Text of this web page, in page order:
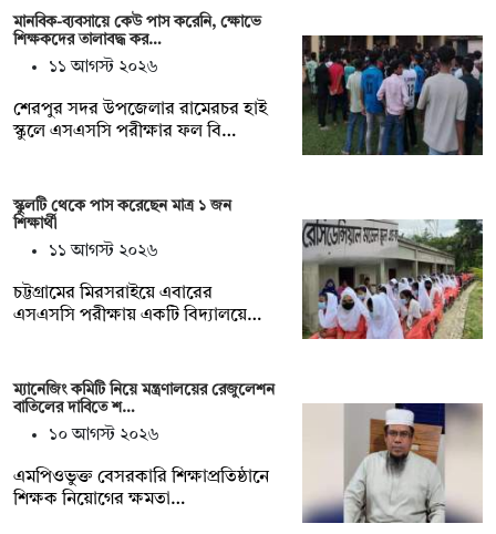
মানবিক-ব্যবসায়ে কেউ পাস করেনি, ক্ষোভে
শিক্ষকদের তালাবদ্ধ কর…
১১ আগস্ট ২০২৬
শেরপুর সদর উপজেলার রামেরচর হাই
স্কুলে এসএসসি পরীক্ষার ফল বি…
স্কুলটি থেকে পাস করেছেন মাত্র ১ জন
শিক্ষার্থী
১১ আগস্ট ২০২৬
চট্টগ্রামের মিরসরাইয়ে এবারের
এসএসসি পরীক্ষায় একটি বিদ্যালয়ে…
ম্যানেজিং কমিটি নিয়ে মন্ত্রণালয়ের রেজুলেশন
বাতিলের দাবিতে শ…
১০ আগস্ট ২০২৬
এমপিওভুক্ত বেসরকারি শিক্ষাপ্রতিষ্ঠানে
শিক্ষক নিয়োগের ক্ষমতা…